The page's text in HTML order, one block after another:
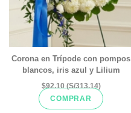
Corona en Trípode con pompos
blancos, iris azul y Lilium
$92.10 (S/313.14)
COMPRAR